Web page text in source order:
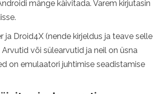
mänge käivitada. Varem kirjutasin
Droid4X (nende kirjeldus ja teave selle
või sülearvutid ja neil on üsna
on emulaatori juhtimise seadistamise